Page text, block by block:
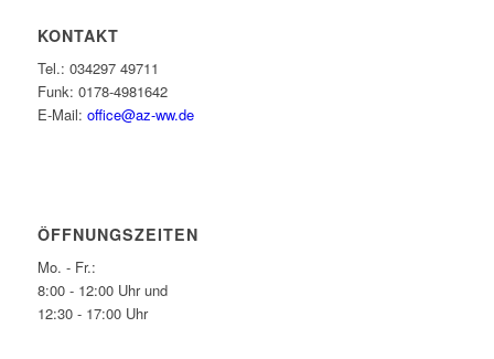
KONTAKT
Tel.: 034297 49711
Funk: 0178-4981642
E-Mail: office@az-ww.de
ÖFFNUNGSZEITEN
Mo. - Fr.:
8:00 - 12:00 Uhr und
12:30 - 17:00 Uhr